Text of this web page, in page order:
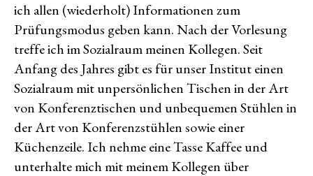
ich allen (wiederholt) Informationen zum
Prüfungsmodus geben kann. Nach der Vorlesung
treffe ich im Sozialraum meinen Kollegen. Seit
Anfang des Jahres gibt es für unser Institut einen
Sozialraum mit unpersönlichen Tischen in der Art
von Konferenztischen und unbequemen Stühlen in
der Art von Konferenzstühlen sowie einer
Küchenzeile. Ich nehme eine Tasse Kaffee und
unterhalte mich mit meinem Kollegen über